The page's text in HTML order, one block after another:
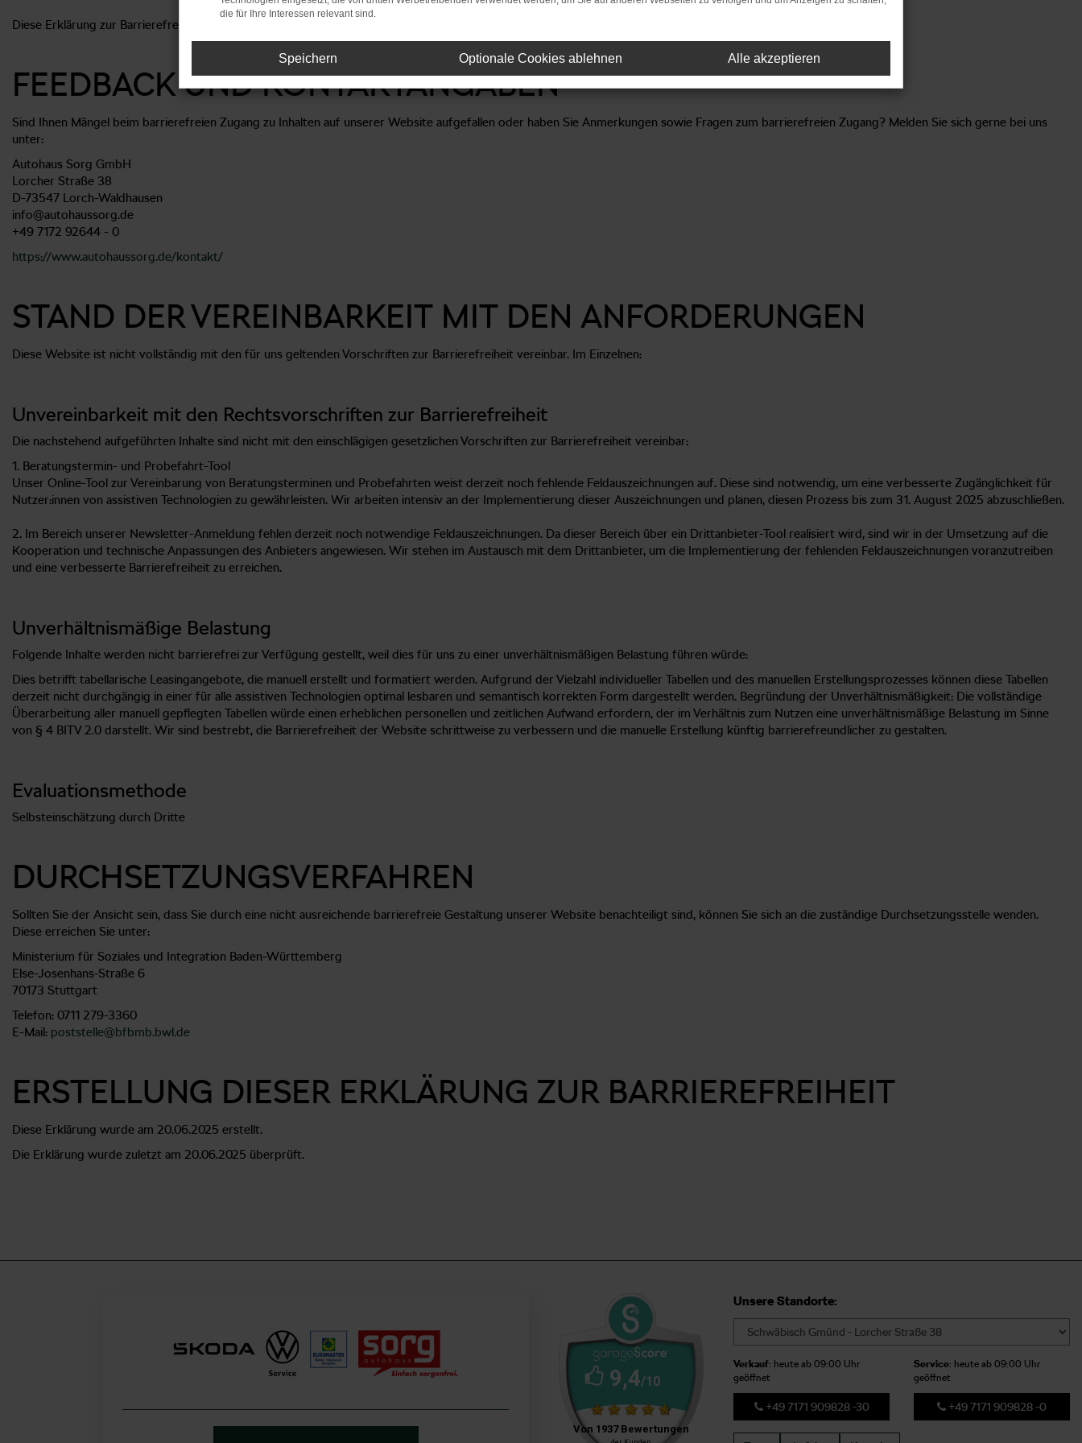
Diese Erklärung zur Barrierefreiheit gilt für die Website
FEEDBACK UND KONTAKTANGABEN
Sind Ihnen Mängel beim barrierefreien Zugang zu Inhalten auf unserer Website aufgefallen oder haben Sie Anmerkungen sowie Fragen zum barrierefreien Zugang? Melden Sie sich gerne bei uns
unter:
Autohaus Sorg GmbH
Lorcher Straße 38
D-73547 Lorch-Waldhausen
info@autohaussorg.de
+49 7172 92644 - 0
https://www.autohaussorg.de/kontakt/
STAND DER VEREINBARKEIT MIT DEN ANFORDERUNGEN
Diese Website ist nicht vollständig mit den für uns geltenden Vorschriften zur Barrierefreiheit vereinbar. Im Einzelnen:
Unvereinbarkeit mit den Rechtsvorschriften zur Barrierefreiheit
Die nachstehend aufgeführten Inhalte sind nicht mit den einschlägigen gesetzlichen Vorschriften zur Barrierefreiheit vereinbar:
1. Beratungstermin- und Probefahrt-Tool
Unser Online-Tool zur Vereinbarung von Beratungsterminen und Probefahrten weist derzeit noch fehlende Feldauszeichnungen auf. Diese sind notwendig, um eine verbesserte Zugänglichkeit für
Nutzer:innen von assistiven Technologien zu gewährleisten. Wir arbeiten intensiv an der Implementierung dieser Auszeichnungen und planen, diesen Prozess bis zum 31. August 2025 abzuschließen.
2. Im Bereich unserer Newsletter-Anmeldung fehlen derzeit noch notwendige Feldauszeichnungen. Da dieser Bereich über ein Drittanbieter-Tool realisiert wird, sind wir in der Umsetzung auf die
Kooperation und technische Anpassungen des Anbieters angewiesen. Wir stehen im Austausch mit dem Drittanbieter, um die Implementierung der fehlenden Feldauszeichnungen voranzutreiben
und eine verbesserte Barrierefreiheit zu erreichen.
Unverhältnismäßige Belastung
Folgende Inhalte werden nicht barrierefrei zur Verfügung gestellt, weil dies für uns zu einer unverhältnismäßigen Belastung führen würde:
Dies betrifft tabellarische Leasingangebote, die manuell erstellt und formatiert werden. Aufgrund der Vielzahl individueller Tabellen und des manuellen Erstellungsprozesses können diese Tabellen
derzeit nicht durchgängig in einer für alle assistiven Technologien optimal lesbaren und semantisch korrekten Form dargestellt werden. Begründung der Unverhältnismäßigkeit: Die vollständige
Überarbeitung aller manuell gepflegten Tabellen würde einen erheblichen personellen und zeitlichen Aufwand erfordern, der im Verhältnis zum Nutzen eine unverhältnismäßige Belastung im Sinne
von § 4 BITV 2.0 darstellt. Wir sind bestrebt, die Barrierefreiheit der Website schrittweise zu verbessern und die manuelle Erstellung künftig barrierefreundlicher zu gestalten.
Evaluationsmethode
Selbsteinschätzung durch Dritte
DURCHSETZUNGSVERFAHREN
Sollten Sie der Ansicht sein, dass Sie durch eine nicht ausreichende barrierefreie Gestaltung unserer Website benachteiligt sind, können Sie sich an die zuständige Durchsetzungsstelle wenden.
Diese erreichen Sie unter:
Ministerium für Soziales und Integration Baden-Württemberg
Else-Josenhans-Straße 6
70173 Stuttgart
Telefon: 0711 279-3360
E-Mail: poststelle@bfbmb.bwl.de
ERSTELLUNG DIESER ERKLÄRUNG ZUR BARRIEREFREIHEIT
Diese Erklärung wurde am 20.06.2025 erstellt.
Die Erklärung wurde zuletzt am 20.06.2025 überprüft.
Unsere Standorte:
Verkauf: heute ab 09:00 Uhr
geöffnet
+49 7171 909828 -30
Service: heute ab 09:00 Uhr
geöffnet
+49 7171 909828 -0
die für Ihre Interessen relevant sind.
Speichern Optionale Cookies ablehnen Alle akzeptieren